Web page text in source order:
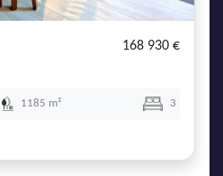
168 930 €
1185 m² 3